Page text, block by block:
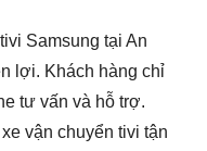
Samsung tại An
lợi. Khách hàng chỉ
tư vấn và hỗ trợ.
vận chuyển tivi tận